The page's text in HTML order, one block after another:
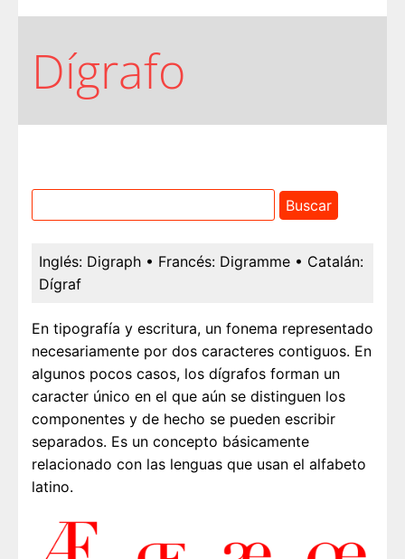
Dígrafo
Inglés: Digraph • Francés: Digramme • Catalán:
Dígraf
En tipografía y escritura, un fonema representado
necesariamente por dos caracteres contiguos. En
algunos pocos casos, los dígrafos forman un
caracter único en el que aún se distinguen los
componentes y de hecho se pueden escribir
separados. Es un concepto básicamente
relacionado con las lenguas que usan el alfabeto
latino.